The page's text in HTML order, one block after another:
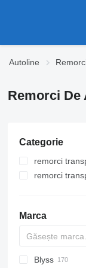
Autoline
Remorci De
Categorie
remorci
remorci
Marca
PA
HTS
GTB
PS
22
Brevis
Blyss